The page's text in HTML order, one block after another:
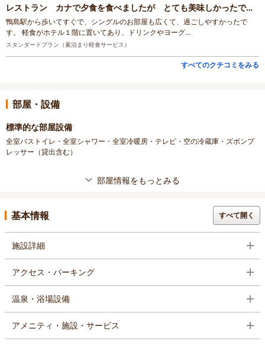
レストラン カナで夕食を食べましたが とても美味しかったです。
鴨島駅から歩いてすぐで、シングルのお部屋も広くて、過ごしやすかったで
す。 軽食がホテル１階に置いてあり、ドリンクやヨーグ…
スタンダードプラン（素泊まり軽食サービス）
すべてのクチコミをみる
部屋・設備
標準的な部屋設備
全室バストイレ・全室シャワー・全室冷暖房・テレビ・空の冷蔵庫・ズボンプ
レッサー（貸出含む）
部屋情報をもっとみる
基本情報 すべて開く
施設詳細
アクセス・パーキング
温泉・浴場設備
アメニティ・施設・サービス